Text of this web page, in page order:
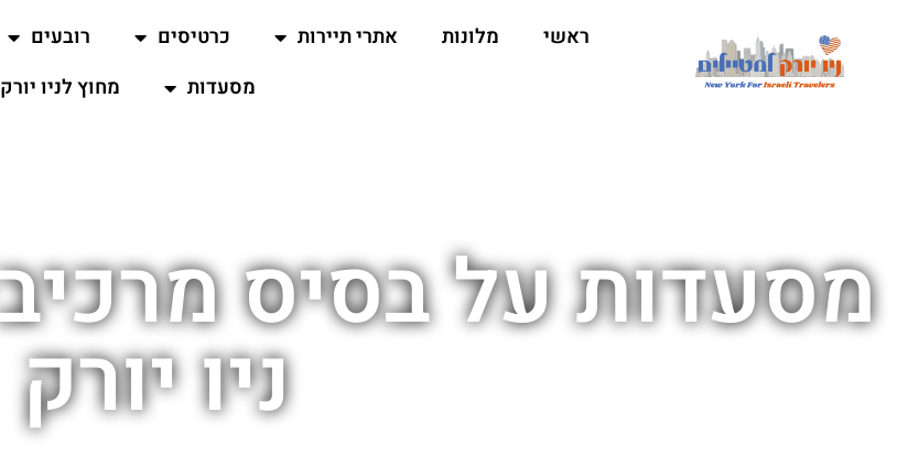
ראשי מלונות אתרי תיירות כרטיסים רובעים
מסעדות
מחוץ לניו יורק
מסעדות על בסיס
ניו יורק